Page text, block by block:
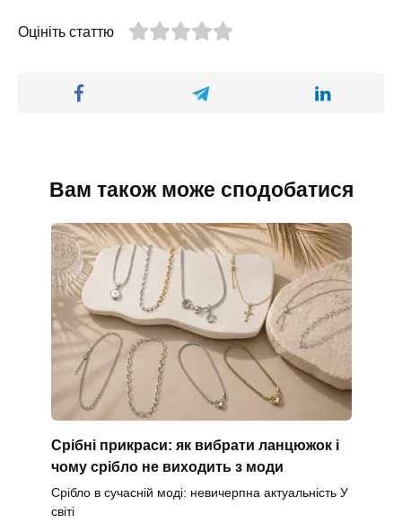
Оцініть статтю
Вам також може сподобатися
Срібні прикраси: як вибрати ланцюжок і
чому срібло не виходить з моди
Срібло в сучасній моді: невичерпна актуальність У
світі